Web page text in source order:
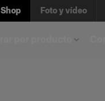
Shop Foto y vídeo